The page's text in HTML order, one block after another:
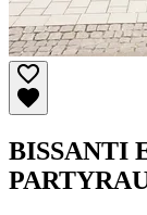
BISSANTI